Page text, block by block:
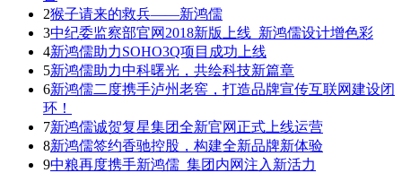
2猴子请来的救兵——新鸿儒
3中纪委监察部官网2018新版上线 新鸿儒设计增色彩
4新鸿儒助力SOHO3Q项目成功上线
5新鸿儒助力中科曙光，共绘科技新篇章
6新鸿儒二度携手泸州老窖，打造品牌宣传互联网建设闭
环！
7新鸿儒诚贺复星集团全新官网正式上线运营
8新鸿儒签约香驰控股，构建全新品牌新体验
9中粮再度携手新鸿儒 集团内网注入新活力